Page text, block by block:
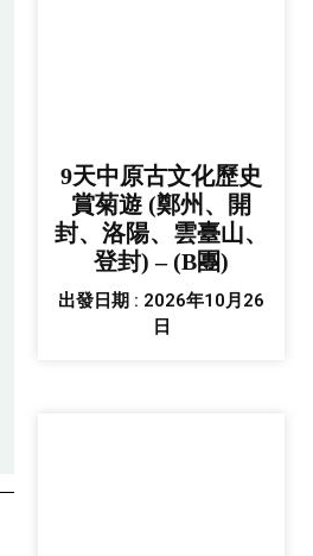
9天中原古文化歷史
賞菊遊 (鄭州、開
封、洛陽、雲臺山、
登封) – (B團)
出發日期 : 2026年10月26
日